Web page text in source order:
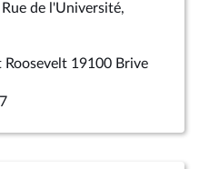
de l'Université,
Roosevelt 19100 Brive